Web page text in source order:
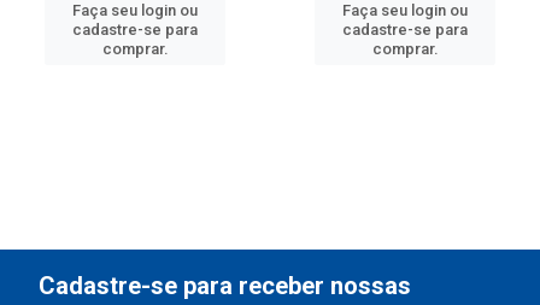
Faça seu login ou
cadastre-se para
comprar.
Faça seu login ou
cadastre-se para
comprar.
Cadastre-se para receber nossas